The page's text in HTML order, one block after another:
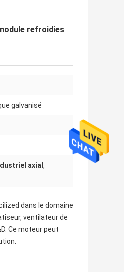
refroidies
galvanisé
axial ,
dans le domaine
ventilateur de
Ce moteur peut